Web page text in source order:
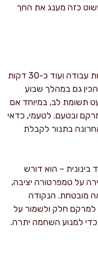
כזה מענג את החך
הכנת הבלינצ'ס לוקחת כ-15 דקות עבודה ועוד כ-30 דקות
גם במהלך שבוע
תשומת לב, במיוחד אם
ובטעם. לטעמי, כדאי
בתנור לקבלת
– הוא דורש
על טמפרטורה יציבה,
מובטחת. הנקודה
למרקם חלק ולשמור על
כדי למנוע השחמה יתרה.